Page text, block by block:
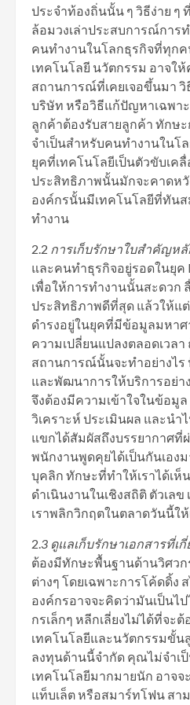
ประจำท้องถิ่นนั้น ๆ วิธีง่าย ๆ
ล้อมวงเล่าประสบการณ์การ
คนทำงานในโลกธุรกิจที่ทุกค
เทคโนโลยี นวัตกรรม อาจใ
สถานการณ์ที่เคยเจอขึ้นมา
บริษัท หรือวิธีแก้ปัญหาเฉพา
ลูกค้าต้องรับสายลูกค้า ทักษ
จำเป็นสำหรับคนทำงานในโ
ยุคที่เทคโนโลยีเป็นตัวขับเค
ประสิทธิภาพนั้นมักจะคาดหวั
องค์กรนั้นมีเทคโนโลยีที่ทันส
ทำงาน
2.2 การเก็บรักษาใบสําคัญห
และคนทำธุรกิจอยู่รอดในยุค
เพื่อให้การทำงานนั้นสะดวก
ประสิทธิภาพดีที่สุด แล้วให้แ
ดำรงอยู่ในยุคที่มีข้อมูลมหาศ
ความเปลี่ยนแปลงตลอดเวลา
สถานการณ์นั้นจะทำอย่างไร
และพัฒนาการให้บริการอย่า
จึงต้องมีความเข้าใจในข้อมู
วิเคราะห์ ประเมินผล และนำ
แขกได้สัมผัสถึงบรรยากาศที่
พนักงานพูดคุยได้เป็นกันเอง
บุคลิก ทักษะที่ทำให้เราได้เห็
ดำเนินงานในเชิงสถิติ ตัวเล
เราพลิกวิกฤตในตลาดวันนี้ใ
2.3 ดูแลเก็บรักษาเอกสารที่เ
ต้องมีทักษะพื้นฐานด้านวิศวก
ต่างๆ โดยเฉพาะการโค้ดดิ้ง
องค์กรอาจจะคิดว่ามันเป็นไ
กรเล็กๆ หลีกเลี่ยงไม่ได้ที่จะ
เทคโนโลยีและนวัตกรรมขั้
ลงทุนด้านนี้จำกัด คุณไม่จำเ
เทคโนโลยีมากมายนัก อาจ
แท็บเล็ต หรือสมาร์ทโฟน สา